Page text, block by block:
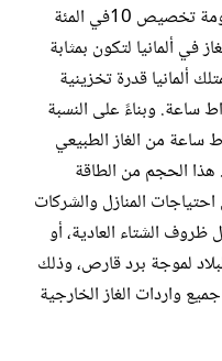
ووفقاً لخطط الوزارة، تعتزم الحكومة تخصيص 10في المئة
في ألمانيا لتكون بمثابة
ألمانيا قدرة تخزينية
إلى حوالي 240 تيرا واط ساعة. وبناءً على النسبة
ركن نحو 24 تيرا واط ساعة من الغاز الطبيعي
هذا الحجم من الطاقة
احتياجات المنازل والشركات
ظروف الشتاء العادية، أو
لموجة برد قارص، وذلك
واردات الغاز الخارجية